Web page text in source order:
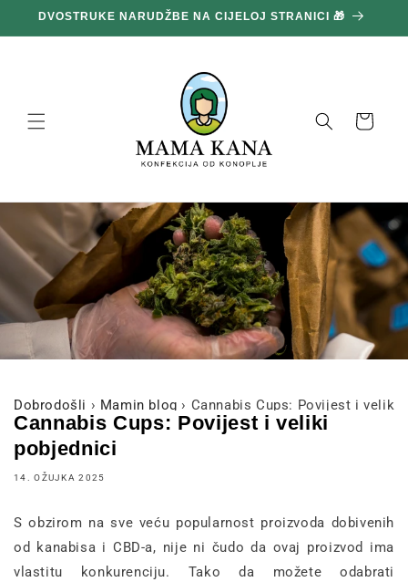
na
sadržaj
DVOSTRUKE NARUDŽBE NA CIJELOJ STRANICI 🎁
Košara
Dobrodošli › Mamin blog › Cannabis Cups: Povijest i veliki
Cannabis Cups: Povijest i veliki
pobjednici
14. OŽUJKA 2025
S obzirom na sve veću popularnost proizvoda dobivenih
od kanabisa i CBD-a, nije ni čudo da ovaj proizvod ima
vlastitu konkurenciju. Tako da možete odabrati